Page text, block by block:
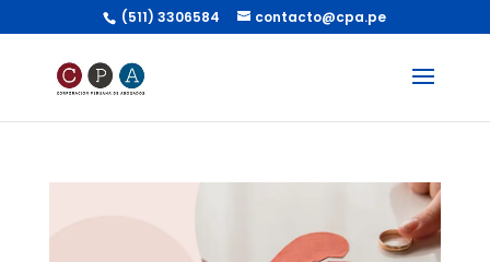
(511) 3306584 contacto@cpa.pe